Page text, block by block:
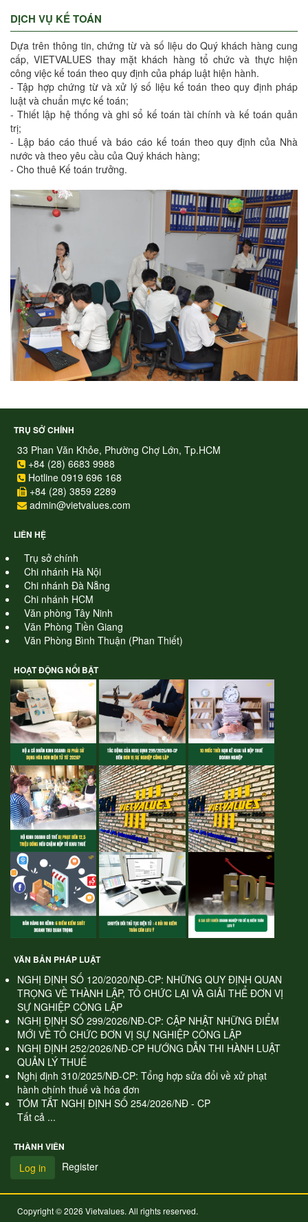
DỊCH VỤ KẾ TOÁN
Dựa trên thông tin, chứng từ và số liệu do Quý khách hàng cung
cấp, VIETVALUES thay mặt khách hàng tổ chức và thực hiện
công việc kế toán theo quy định của pháp luật hiện hành.
- Tập hợp chứng từ và xử lý số liệu kế toán theo quy định pháp
luật và chuẩn mực kế toán;
- Thiết lập hệ thống và ghi sổ kế toán tài chính và kế toán quản
trị;
- Lập báo cáo thuế và báo cáo kế toán theo quy định của Nhà
nước và theo yêu cầu của Quý khách hàng;
- Cho thuê Kế toán trưởng.
TRỤ SỞ CHÍNH
33 Phan Văn Khỏe, Phường Chợ Lớn, Tp.HCM
+84 (28) 6683 9988
Hotline 0919 696 168
+84 (28) 3859 2289
admin@vietvalues.com
LIÊN HỆ
Trụ sở chính
Chi nhánh Hà Nội
Chi nhánh Đà Nẵng
Chi nhánh HCM
Văn phòng Tây Ninh
Văn Phòng Tiền Giang
Văn Phòng Bình Thuận (Phan Thiết)
HOẠT ĐỘNG NỔI BẬT
VĂN BẢN PHÁP LUẬT
NGHỊ ĐỊNH SỐ 120/2020/NĐ-CP: NHỮNG QUY ĐỊNH QUAN
TRỌNG VỀ THÀNH LẬP, TỔ CHỨC LẠI VÀ GIẢI THỂ ĐƠN VỊ
SỰ NGHIỆP CÔNG LẬP
NGHỊ ĐỊNH SỐ 299/2026/NĐ-CP: CẬP NHẬT NHỮNG ĐIỂM
MỚI VỀ TỔ CHỨC ĐƠN VỊ SỰ NGHIỆP CÔNG LẬP
NGHỊ ĐỊNH 252/2026/NĐ-CP HƯỚNG DẪN THI HÀNH LUẬT
QUẢN LÝ THUẾ
Nghị định 310/2025/NĐ-CP: Tổng hợp sửa đổi về xử phạt
hành chính thuế và hóa đơn
TÓM TẮT NGHỊ ĐỊNH SỐ 254/2026/NĐ - CP
Tất cả ...
THÀNH VIÊN
Log in Register
Copyright © 2026 Vietvalues. All rights reserved.